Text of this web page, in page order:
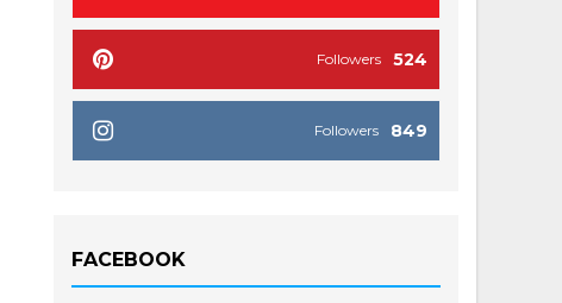
524
Followers
849
Followers
FACEBOOK